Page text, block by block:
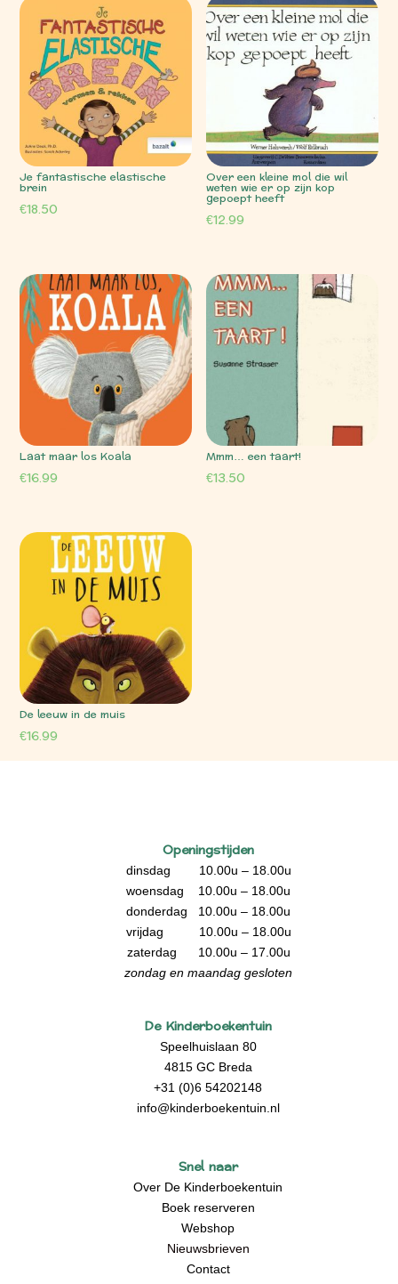
Je fantastische elastische
brein
€18.50
Over een kleine mol die wil
weten wie er op zijn kop
gepoept heeft
€12.99
Laat maar los Koala
€16.99
Mmm… een taart!
€13.50
De leeuw in de muis
€16.99
Openingstijden
dinsdag 10.00u – 18.00u
woensdag 10.00u – 18.00u
donderdag 10.00u – 18.00u
vrijdag 10.00u – 18.00u
zaterdag 10.00u – 17.00u
zondag en maandag gesloten
De Kinderboekentuin
Speelhuislaan 80
4815 GC Breda
+31 (0)6 54202148
info@kinderboekentuin.nl
Snel naar
Over De Kinderboekentuin
Boek reserveren
Webshop
Nieuwsbrieven
Contact